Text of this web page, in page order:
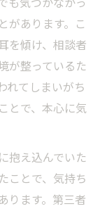
があります。こ
を傾け、相談者
が整っているた
れてしまいがち
とで、本心に気
抱え込んでいた
ことで、気持ち
ります。第三者